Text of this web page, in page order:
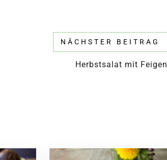
NÄCHSTER BEITRAG
Herbstsalat mit Feigen